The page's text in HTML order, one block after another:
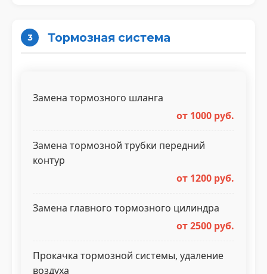
3 Тормозная система
Замена тормозного шланга
от 1000 руб.
Замена тормозной трубки передний
контур
от 1200 руб.
Замена главного тормозного цилиндра
от 2500 руб.
Прокачка тормозной системы, удаление
воздуха